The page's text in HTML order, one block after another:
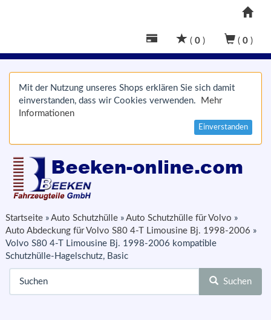
( 0 ) ( 0 )
Mit der Nutzung unseres Shops erklären Sie sich damit
einverstanden, dass wir Cookies verwenden.
Mehr
Informationen
Einverstanden
Startseite » Auto Schutzhülle » Auto Schutzhülle für Volvo »
Auto Abdeckung für Volvo S80 4-T Limousine Bj. 1998-2006 »
Volvo S80 4-T Limousine Bj. 1998-2006 kompatible
Schutzhülle-Hagelschutz, Basic
Suchen